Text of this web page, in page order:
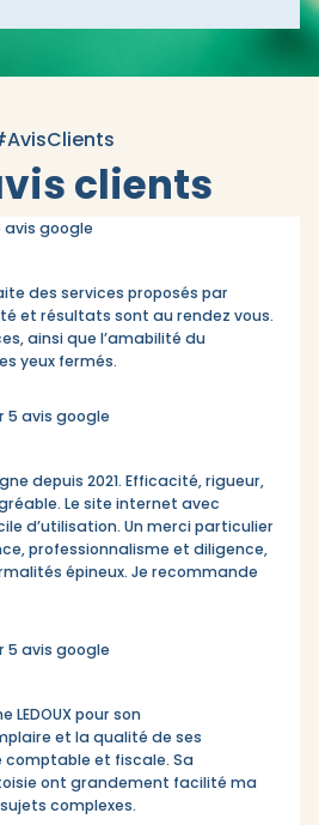
clients
avis google
des services proposés par
et résultats sont au rendez vous.
ainsi que l’amabilité du
yeux fermés.
5 avis google
depuis 2021. Efficacité, rigueur,
Le site internet avec
d’utilisation. Un merci particulier
professionnalisme et diligence,
épineux. Je recommande
5 avis google
LEDOUX pour son
et la qualité de ses
et fiscale. Sa
ont grandement facilité ma
complexes.